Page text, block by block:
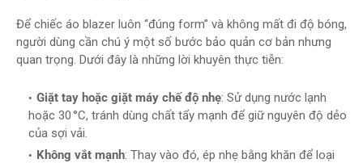
Để chiếc áo blazer luôn “đúng form” và không mất đi độ bóng,
người dùng cần chú ý một số bước bảo quản cơ bản nhưng
quan trọng. Dưới đây là những lời khuyên thực tiễn:
Giặt tay hoặc giặt máy chế độ nhẹ: Sử dụng nước lạnh
hoặc 30 °C, tránh dùng chất tẩy mạnh để giữ nguyên độ dẻo
của sợi vải.
Không vắt mạnh: Thay vào đó, ép nhẹ bằng khăn để loại